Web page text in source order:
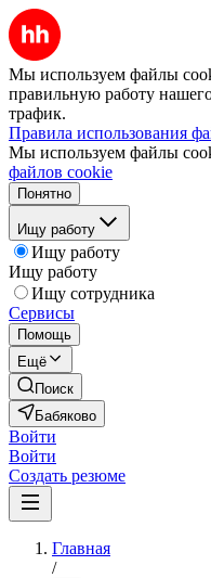
Мы используем файлы
правильную работу
трафик.
Правила использования
Мы используем файлы
файлов cookie
Понятно
Ищу работу
Ищу работу
Ищу работу
Ищу сотрудника
Сервисы
Помощь
Ещё
Поиск
Бабяково
Войти
Войти
Создать резюме
Главная
/